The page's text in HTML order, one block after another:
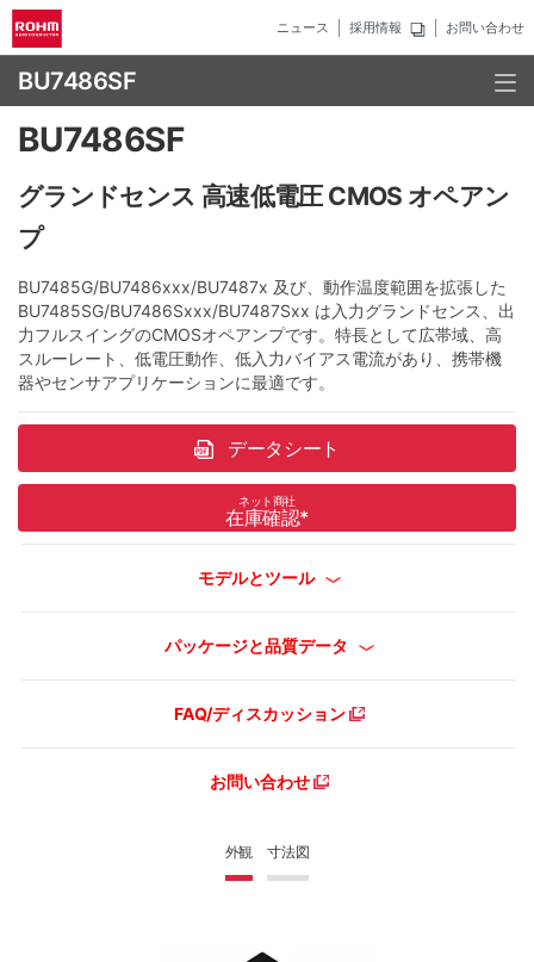
ニュース 採用情報 お問い合わせ
BU7486SF
外観 寸法図
BU7486SF
グランドセンス 高速低電圧 CMOS オペアン
プ
BU7485G/BU7486xxx/BU7487x 及び、動作温度範囲を拡張した
BU7485SG/BU7486Sxxx/BU7487Sxx は入力グランドセンス、出
力フルスイングのCMOSオペアンプです。特長として広帯域、高
スルーレート、低電圧動作、低入力バイアス電流があり、携帯機
器やセンサアプリケーションに最適です。
データシート
ネット商社
在庫確認*
モデルとツール
パッケージと品質データ
FAQ/ディスカッション
お問い合わせ